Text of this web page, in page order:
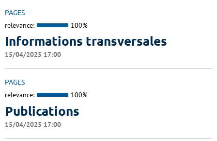
PAGES
relevance: 100%
Informations transversales
15/04/2025 17:00
PAGES
relevance: 100%
Publications
15/04/2025 17:00